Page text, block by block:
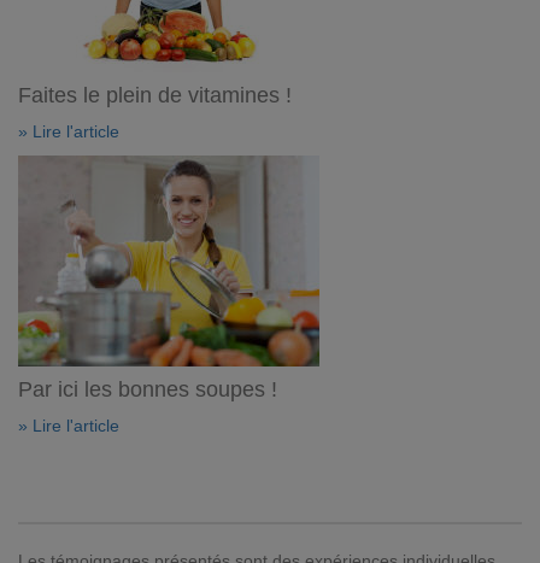
Faites le plein de vitamines !
» Lire l'article
Par ici les bonnes soupes !
» Lire l'article